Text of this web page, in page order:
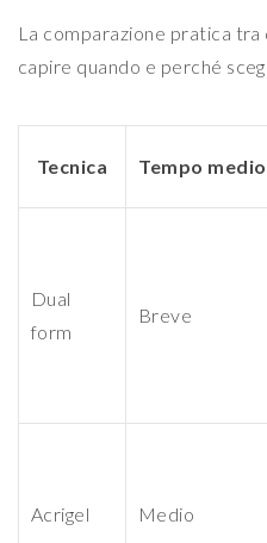
La comparazione pratica
capire quando e perché
Tecnica Tempo medio
Dual
form
Breve
Acrigel Medio